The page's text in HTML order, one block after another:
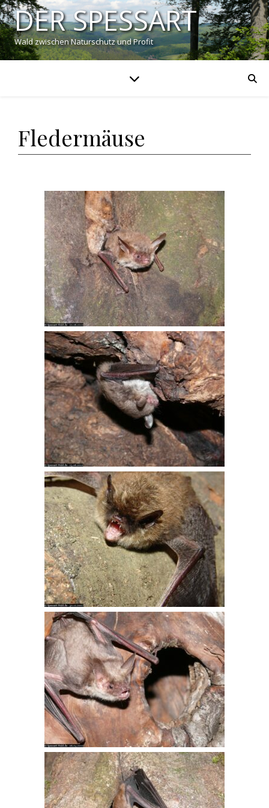
DER SPESSART
Wald zwischen Naturschutz und Profit
Fledermäuse